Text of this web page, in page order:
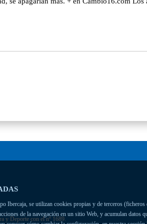
se utilizan cookies propias y de terceros
de la navegación en un sitio Web, y acumulan
y Deporte con el nº 1689.